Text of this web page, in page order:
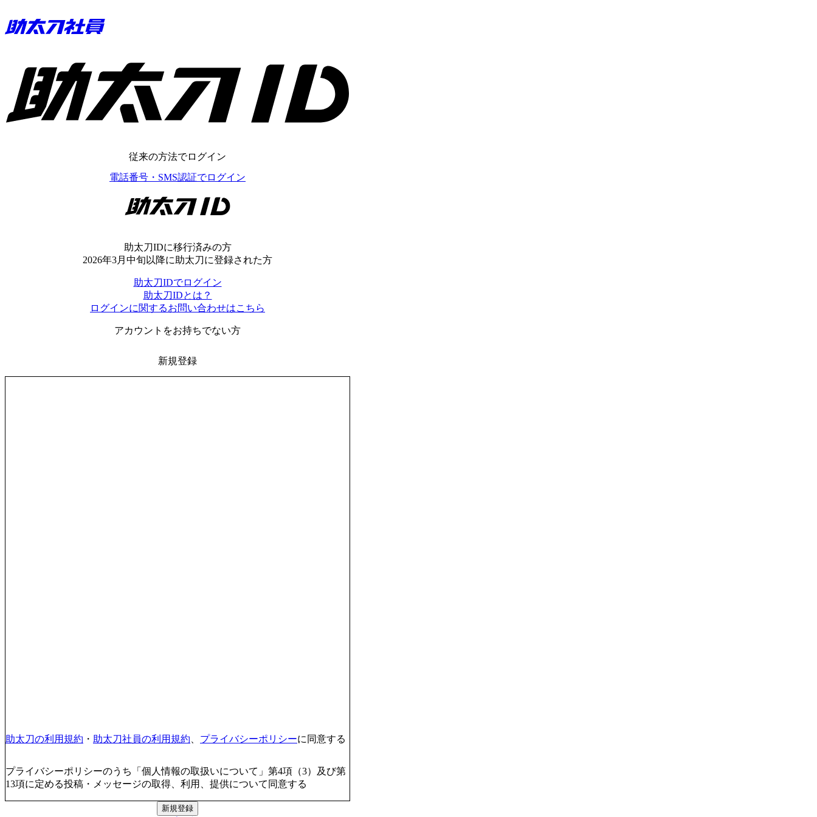
助太刀ID
従来の方法でログイン
電話番号・SMS認証でログイン
助太刀ID
助太刀IDに移行済みの方
2026年3月中旬以降に助太刀に登録された方
助太刀IDでログイン
助太刀IDとは？
ログインに関するお問い合わせはこちら
アカウントをお持ちでない方
新規登録
助太刀の利用規約 ・ 助太刀社員の利用規約 プライバシーポリシーに同意する
プライバシーポリシーのうち「個人情報の取扱いについて」第4項（3）及び第
13項に定める投稿・メッセージの取得、利用、提供について同意する
新規登録